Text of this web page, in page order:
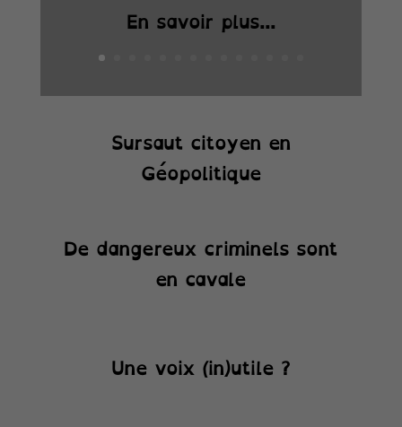
En savoir plus...
Sursaut citoyen en
Géopolitique
De dangereux criminels sont
en cavale
Une voix (in)utile ?